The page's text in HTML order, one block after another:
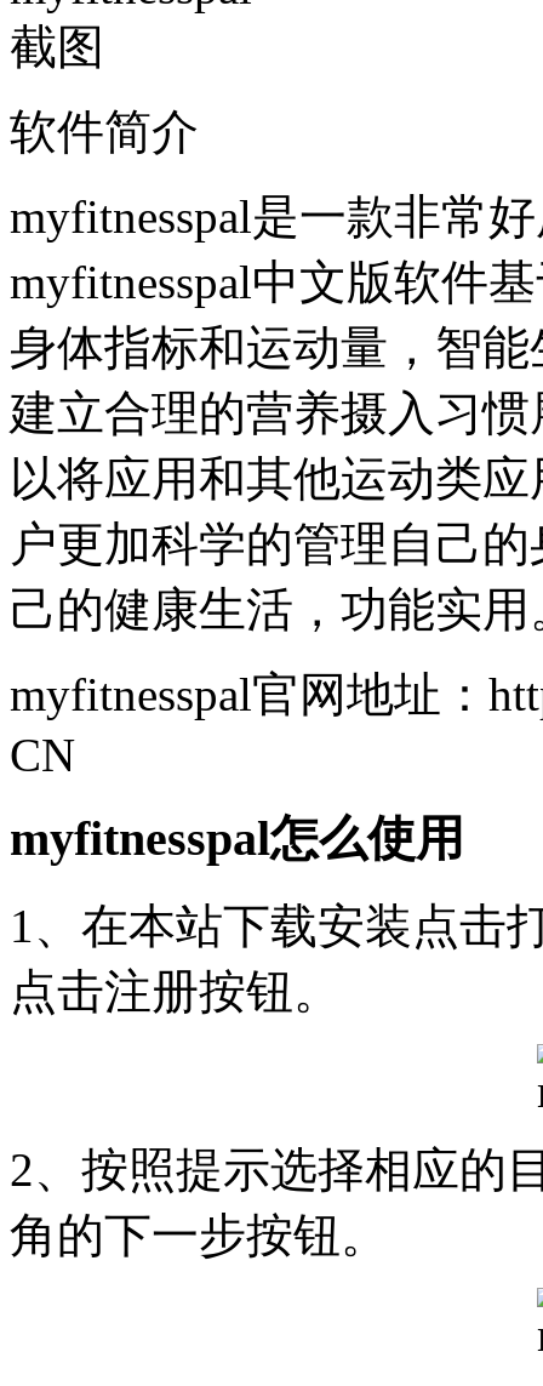
软件简介
myfitnesspal是一款非常
myfitnesspal中文版软件
身体指标和运动量，智
建立合理的营养摄入习
以将应用和其他运动类
户更加科学的管理自己
己的健康生活，功能实用
myfitnesspal官网地址：
CN
myfitnesspal怎么使用
1、在本站下载安装点击
点击注册按钮。
2、按照提示选择相应的
角的下一步按钮。